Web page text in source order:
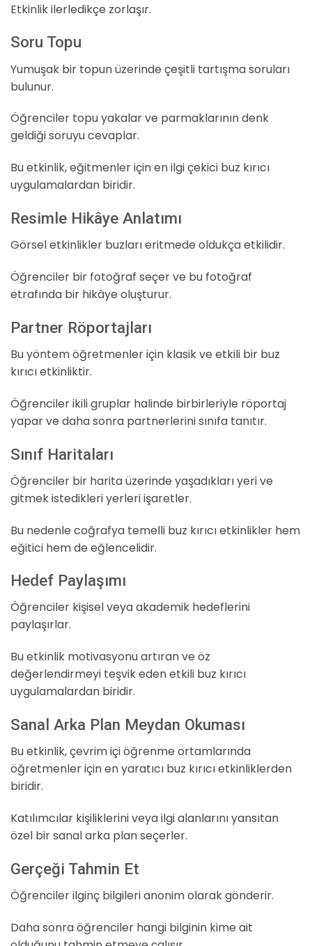
Etkinlik ilerledikçe zorlaşır.
Soru Topu
Yumuşak bir topun üzerinde çeşitli tartışma soruları
bulunur.
Öğrenciler topu yakalar ve parmaklarının denk
geldiği soruyu cevaplar.
Bu etkinlik, eğitmenler için en ilgi çekici buz kırıcı
uygulamalardan biridir.
Resimle Hikâye Anlatımı
Görsel etkinlikler buzları eritmede oldukça etkilidir.
Öğrenciler bir fotoğraf seçer ve bu fotoğraf
etrafında bir hikâye oluşturur.
Partner Röportajları
Bu yöntem öğretmenler için klasik ve etkili bir buz
kırıcı etkinliktir.
Öğrenciler ikili gruplar halinde birbirleriyle röportaj
yapar ve daha sonra partnerlerini sınıfa tanıtır.
Sınıf Haritaları
Öğrenciler bir harita üzerinde yaşadıkları yeri ve
gitmek istedikleri yerleri işaretler.
Bu nedenle coğrafya temelli buz kırıcı etkinlikler hem
eğitici hem de eğlencelidir.
Hedef Paylaşımı
Öğrenciler kişisel veya akademik hedeflerini
paylaşırlar.
Bu etkinlik motivasyonu artıran ve öz
değerlendirmeyi teşvik eden etkili buz kırıcı
uygulamalardan biridir.
Sanal Arka Plan Meydan Okuması
Bu etkinlik, çevrim içi öğrenme ortamlarında
öğretmenler için en yaratıcı buz kırıcı etkinliklerden
biridir.
Katılımcılar kişiliklerini veya ilgi alanlarını yansıtan
özel bir sanal arka plan seçerler.
Gerçeği Tahmin Et
Öğrenciler ilginç bilgileri anonim olarak gönderir.
Daha sonra öğrenciler hangi bilginin kime ait